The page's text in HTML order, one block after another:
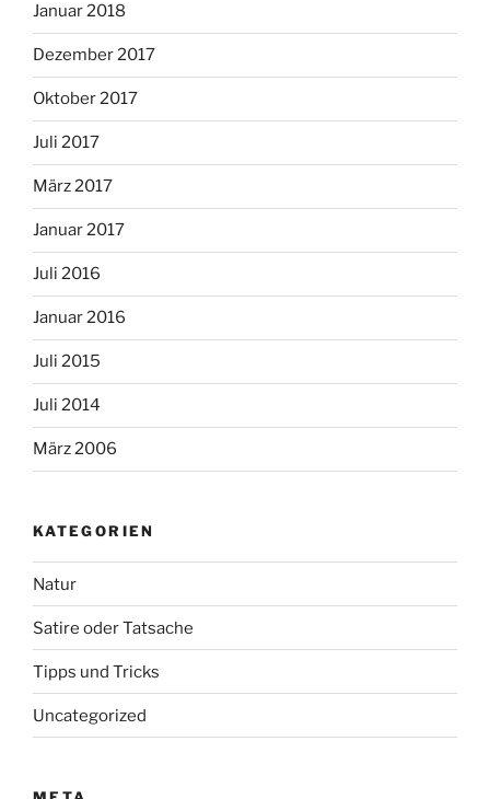
Januar 2018
Dezember 2017
Oktober 2017
Juli 2017
März 2017
Januar 2017
Juli 2016
Januar 2016
Juli 2015
Juli 2014
März 2006
KATEGORIEN
Natur
Satire oder Tatsache
Tipps und Tricks
Uncategorized